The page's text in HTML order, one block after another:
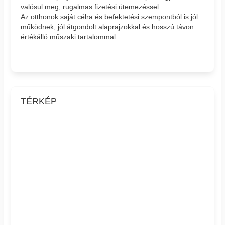
valósul meg, rugalmas fizetési ütemezéssel.
Az otthonok saját célra és befektetési szempontból is jól
működnek, jól átgondolt alaprajzokkal és hosszú távon
értékálló műszaki tartalommal.
TÉRKÉP